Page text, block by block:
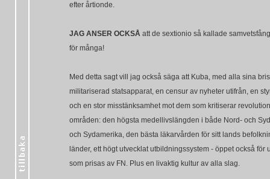
efter årtionde.
JAG ANSER OCKSÅ att de sextionio så kallade
för många!
Med detta sagt vill jag också säga att Kuba, med alla sina
militariserad statsapparat, en censur av nyheter utifrån, en
och en stor misstänksamhet mot dem som kritiserar
områden: den högsta medellivslängden i både Nord- och
och Sydamerika, den bästa läkarvården för sitt lands
länder, ett högt utvecklat utbildningssystem - öppet också
som prisas av FN. Plus en livaktig kultur av alla slag.